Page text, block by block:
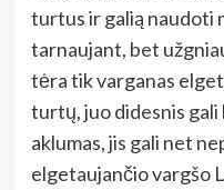
turtus ir galią naudoti
tarnaujant, bet
tėra tik varganas
turtų, juo didesnis
aklumas, jis gali net
elgetaujančio vargšo